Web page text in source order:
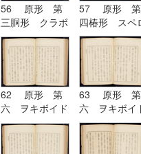
56 原形 第
三胴形 クラボ
イド| 原形
第四椿形 スペ
ロイド
57 原形 第
四椿形 スペ
イド
62 原形 第
六 ヲキボイド
63 原形 第
六 ヲキボイ